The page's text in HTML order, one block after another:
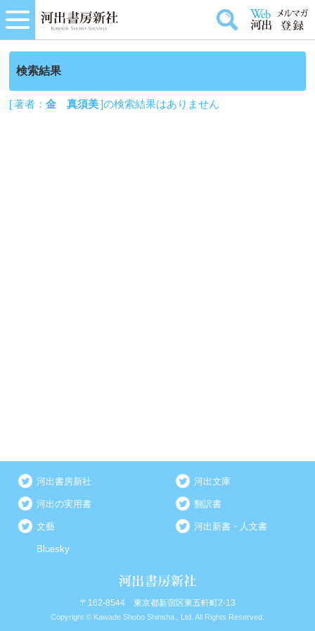
検索結果
[ 著者：金 真須美]の検索結果はありません
河出書房新社 河出文庫
河出の実用書 翻訳書
文藝 河出新書・人文書
Bluesky
〒162-8544 東京都新宿区東五軒町2-13
Copyright © Kawade Shobo Shinsha., Ltd. All Rights Reserved.